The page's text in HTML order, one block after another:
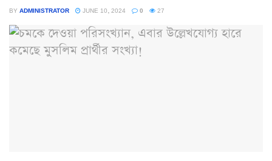
BY ADMINISTRATOR JUNE 10, 2024 0 27